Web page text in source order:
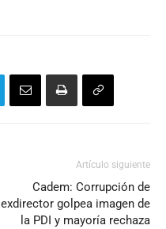
Artículo siguiente
Cadem: Corrupción de
exdirector golpea imagen de
la PDI y mayoría rechaza